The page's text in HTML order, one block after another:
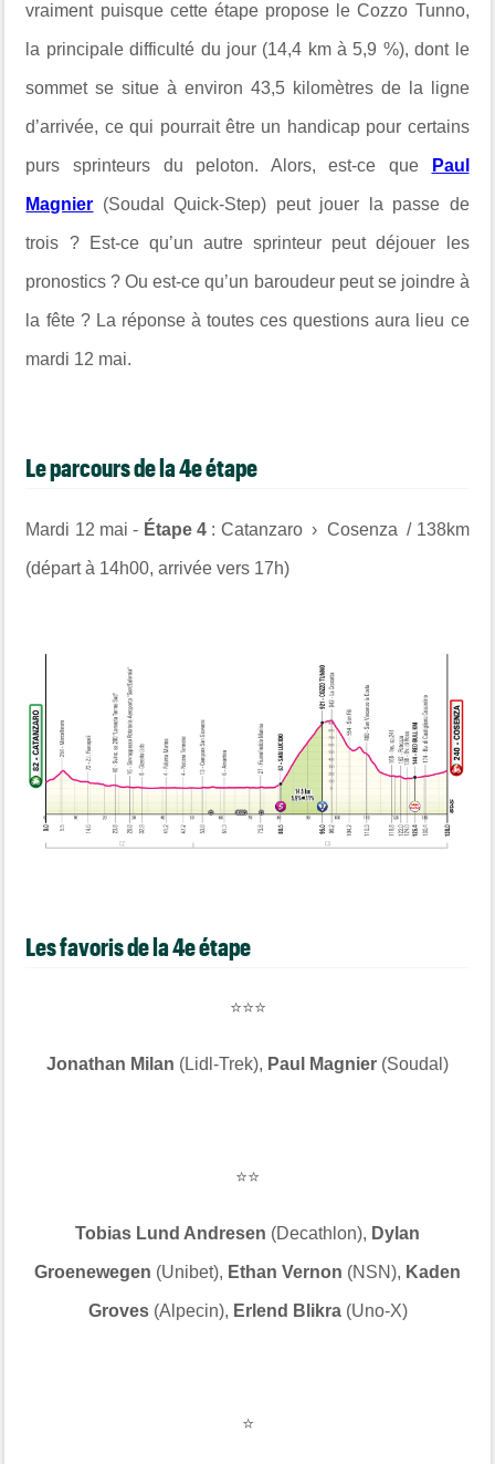
vraiment puisque cette étape propose leCozzo Tunno,
la principale difficulté du jour (14,4 km à 5,9 %), dont le
sommet se situe à environ 43,5 kilomètres de la ligne
d’arrivée, ce qui pourrait être un handicap pour certains
purs sprinteurs du peloton. Alors, est-ce que Paul
Magnier (Soudal Quick-Step) peut jouer la passe de
trois ? Est-ce qu’un autre sprinteur peut déjouer les
pronostics ? Ou est-ce qu’un baroudeur peut se joindre à
la fête ? La réponse à toutes ces questions aura lieu ce
mardi 12 mai.
Le parcours de la 4e étape
Mardi 12 mai - Étape 4: Catanzaro › Cosenza / 138km
(départ à 14h00, arrivée vers 17h)
Les favoris de la 4e étape
⭐⭐⭐
Jonathan Milan (Lidl-Trek), Paul Magnier (Soudal)
⭐⭐
Tobias Lund Andresen (Decathlon), Dylan
Groenewegen (Unibet), Ethan Vernon (NSN), Kaden
Groves(Alpecin), Erlend Blikra(Uno-X)
⭐